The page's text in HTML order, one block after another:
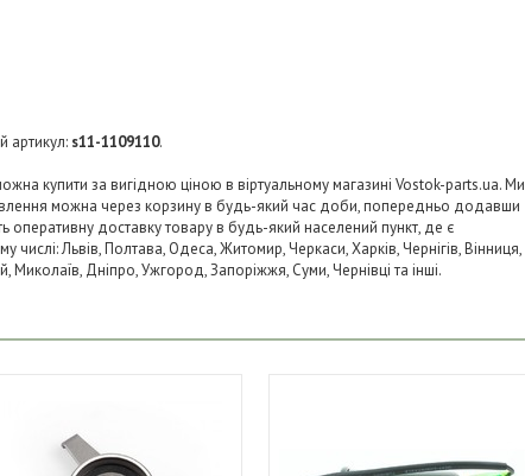
артикул: s11-1109110.
купити за вигідною ціною в віртуальному магазині Vostok-parts.ua. Ми
можна через корзину в будь-який час доби, попередньо додавши
оперативну доставку товару в будь-який населений пункт, де є
Львів, Полтава, Одеса, Житомир, Черкаси, Харків, Чернігів, Вінниця,
Миколаїв, Дніпро, Ужгород, Запоріжжя, Суми, Чернівці та інші.